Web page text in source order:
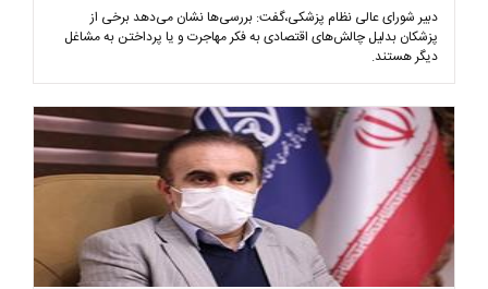
دبیر شورای عالی نظام پزشکی،گفت: بررسی‌ها نشان می‌دهد برخی از
پزشکان بدلیل چالش‌های اقتصادی به فکر مهاجرت و یا پرداختن به مشاغل
دیگر هستند.